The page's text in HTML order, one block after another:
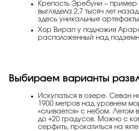
Крепость Эребуни – пример
выглядела 2,7 тысяч лет
здесь уникальные
Хор Вирап у подножия
расположенный над
Выбираем варианты
Искупаться в озере. Севан
1900 метров над уровнем
«сливается» с небом. Летом
до +20 градусов. Можно с
серфить, прокатиться на